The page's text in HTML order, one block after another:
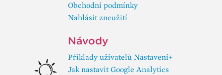
Obchodní podmínky
Nahlásit zneužití
Návody
Příklady uživatelů Nastavení+
Jak nastavit Google Analytics